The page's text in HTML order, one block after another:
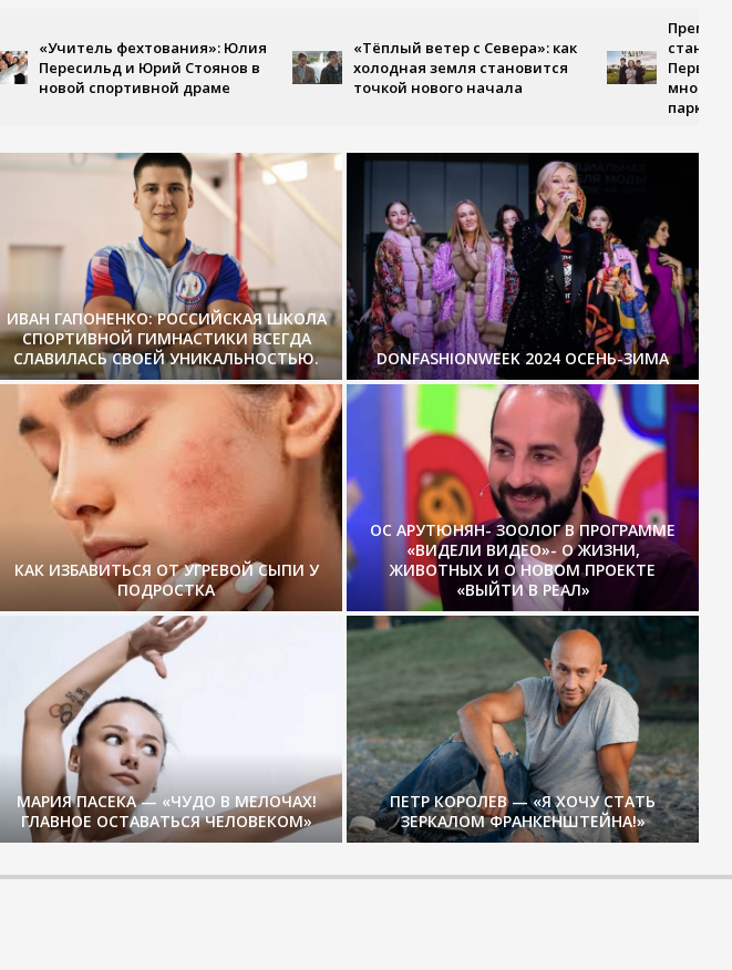
«Учитель фехтования»: Юлия
Пересильд и Юрий Стоянов в
новой спортивной драме
«Тёплый ветер с Севера»: как
холодная земля становится
точкой нового начала
Премьера,
становится
Первом
парке Чаир»
ИВАН ГАПОНЕНКО: РОССИЙСКАЯ ШКОЛА
СПОРТИВНОЙ ГИМНАСТИКИ ВСЕГДА
СЛАВИЛАСЬ СВОЕЙ УНИКАЛЬНОСТЬЮ.
DONFASHIONWEEK 2024 ОСЕНЬ-ЗИМА
КАК ИЗБАВИТЬСЯ ОТ УГРЕВОЙ СЫПИ У
ПОДРОСТКА
ОС АРУТЮНЯН- ЗООЛОГ В ПРОГРАММЕ
«ВИДЕЛИ ВИДЕО»- О ЖИЗНИ,
ЖИВОТНЫХ И О НОВОМ ПРОЕКТЕ
«ВЫЙТИ В РЕАЛ»
МАРИЯ ПАСЕКА — «ЧУДО В МЕЛОЧАХ!
ГЛАВНОЕ ОСТАВАТЬСЯ ЧЕЛОВЕКОМ»
ПЕТР КОРОЛЕВ — «Я ХОЧУ СТАТЬ
ЗЕРКАЛОМ ФРАНКЕНШТЕЙНА!»